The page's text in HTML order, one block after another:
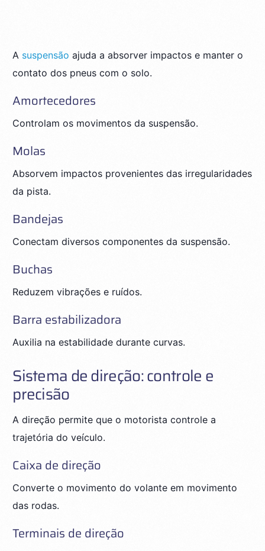
A suspensãoajuda a absorver impactos e manter o
contato dos pneus com o solo.
Amortecedores
Controlam os movimentos da suspensão.
Molas
Absorvem impactos provenientes das irregularidades
da pista.
Bandejas
Conectam diversos componentes da suspensão.
Buchas
Reduzem vibrações e ruídos.
Barra estabilizadora
Auxilia na estabilidade durante curvas.
Sistema de direção: controle e
precisão
A direção permite que o motorista controle a
trajetória do veículo.
Caixa de direção
Converte o movimento do volante em movimento
das rodas.
Terminais de direção